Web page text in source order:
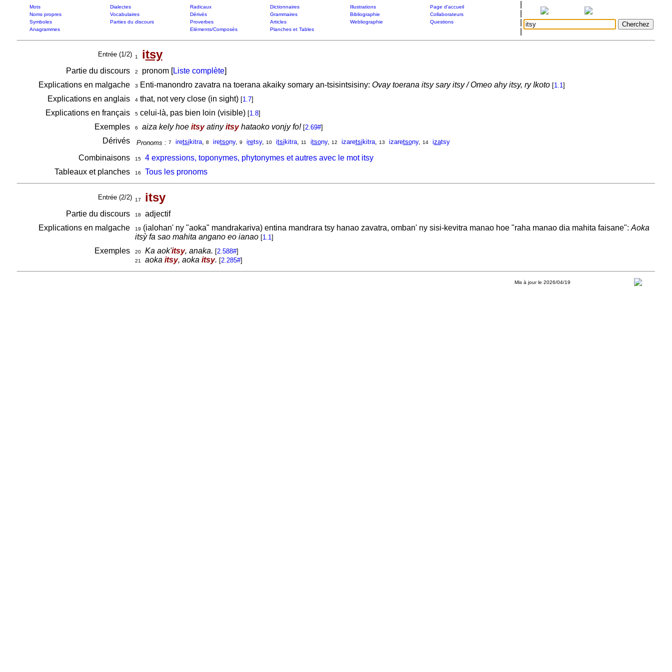
Mots Dialectes Radicaux Dictionnaires Illustrations
Page d'accueil
Noms propres
Vocabulaires Dérivés Grammaires Bibliographie
Collaborateurs
Symboles
Parties du discours Proverbes Articles Webliographie
Questions
Anagrammes
Eléments/Composés Planches et Tables
Entrée (1/2) 1 itsy
Partie du discours 2 pronom [Liste complète]
Explications en malgache
3 Enti-manondro zavatra na toerana akaiky somary an-tsisintsisiny: Ovay toerana itsy sary itsy / Omeo ahy itsy, ry Ikoto [1.1]
Explications en anglais 4that, not very close (in sight) [1.7]
Explications en français 5celui-là, pas bien loin (visible) [1.8]
Exemples 6 aiza kely hoe itsyatinyitsyhataoko vonjy fo! [2.69#]
Dérivés Pronoms : 7 iretsi kitra, 8 iretsony, 9 iretsy, 10 itsi kitra, 11 itsony, 12 izaretsi kitra, 13 izaretsony, 14 izatsy
Combinaisons 15
4 expressions, toponymes, phytonymes et autres avec le mot itsy
Tableaux et planches
16 Tous les pronoms
Entrée (2/2) 17 itsy
Partie du discours 18
adjectif
Explications en malgache
19 (ialohan' ny "aoka" mandrakariva) entina mandrara tsy hanao zavatra, omban' ny sisi-kevitra manao hoe "raha manao dia mahita faisane": Aoka
itsỳ fa sao mahita angano eo ianao [1.1]
Exemples 20 Ka aok'itsy, anaka. [2.588#]
21 aoka itsy, aoka itsy. [2.285#]
Mis à jour le 2026/04/19